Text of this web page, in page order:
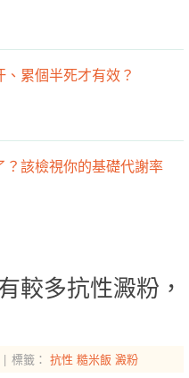
累個半死才有效？
該檢視你的基礎代謝率
較多抗性澱粉，
標籤： 抗性 糙米飯 澱粉